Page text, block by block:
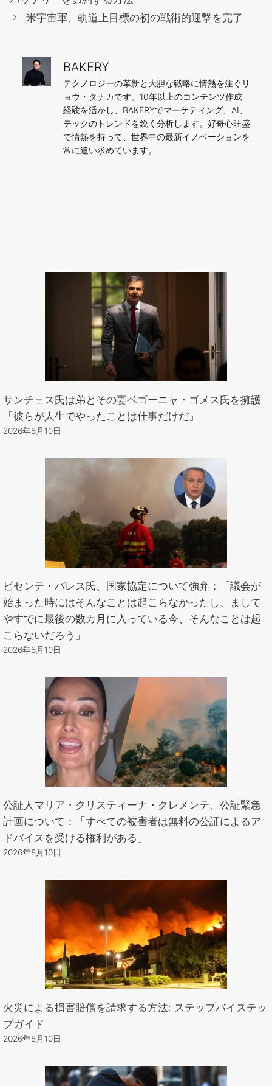
リ
ー
米宇宙軍、軌道上目標の初の戦術的迎撃を完了
BAKERY
テクノロジーの革新と大胆な戦略に情熱を注ぐリ
ョウ・タナカです。10年以上のコンテンツ作成
経験を活かし、BAKERYでマーケティング、AI、
テックのトレンドを鋭く分析します。好奇心旺盛
で情熱を持って、世界中の最新イノベーションを
常に追い求めています。
サンチェス氏は弟とその妻ベゴーニャ・ゴメス氏を擁護
「彼らが人生でやったことは仕事だけだ」
2026年8月10日
ビセンテ・バレス氏、国家協定について強弁：「議会が
始まった時にはそんなことは起こらなかったし、まして
やすでに最後の数カ月に入っている今、そんなことは起
こらないだろう」
2026年8月10日
公証人マリア・クリスティーナ・クレメンテ、公証緊急
計画について：「すべての被害者は無料の公証によるア
ドバイスを受ける権利がある」
2026年8月10日
火災による損害賠償を請求する方法: ステップバイステッ
プガイド
2026年8月10日